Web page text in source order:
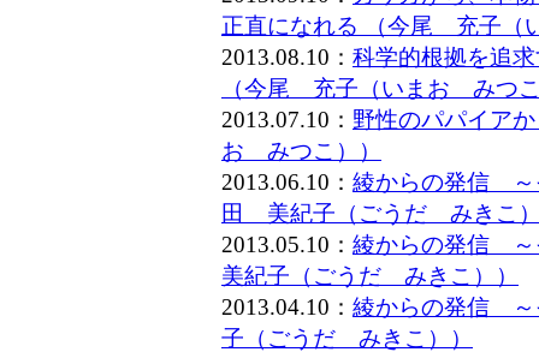
正直になれる （今尾 充子（
2013.08.10： 科学的根拠を追
（今尾 充子（いまお みつ
2013.07.10： 野性のパパイア
お みつこ））
2013.06.10： 綾からの発信 ～
田 美紀子（ごうだ みきこ
2013.05.10： 綾からの発信
美紀子（ごうだ みきこ））
2013.04.10： 綾からの発信
子（ごうだ みきこ））